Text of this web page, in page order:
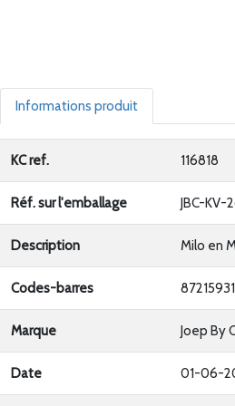
Informations produit
KC ref. 116818
Réf. sur l'emballage JBC-KV-
Description Milo en
Codes-barres
Marque Joep By
Date 01-06-